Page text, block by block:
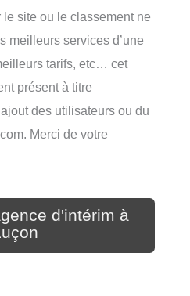
le site ou le classement ne
meilleurs services d’une
tarifs, etc… cet
présent à titre
des utilisateurs ou du
Merci de votre
d'intérim à